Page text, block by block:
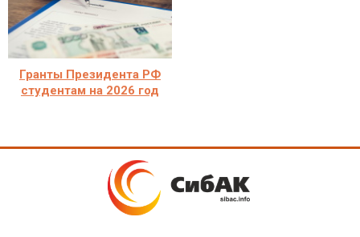
Гранты Президента РФ
студентам на 2026 год